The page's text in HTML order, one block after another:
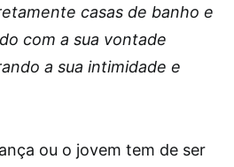
casas de banho e
com a sua vontade
a sua intimidade e
ou o jovem tem de ser